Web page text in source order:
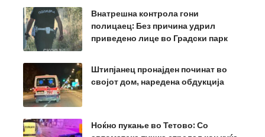
Внатрешна контрола гони
полицаец: Без причина удрил
приведено лице во Градски парк
Штипјанец пронајден починат во
својот дом, наредена обдукција
Ноќно пукање во Тетово: Со